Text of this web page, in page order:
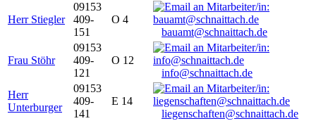
Herr Stiegler
09153
409-
151
O 4
bauamt@schnaittach.de
Frau Stöhr
09153
409-
121
O 12
info@schnaittach.de
Herr
Unterburger
09153
409-
141
E 14
liegenschaften@schnaittach.de